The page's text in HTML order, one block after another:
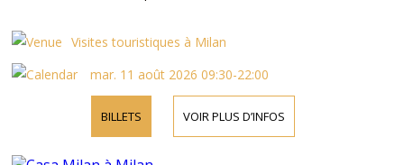
Visites touristiques à Milan
mar. 11 août 2026 09:30-22:00
BILLETS VOIR PLUS D’INFOS